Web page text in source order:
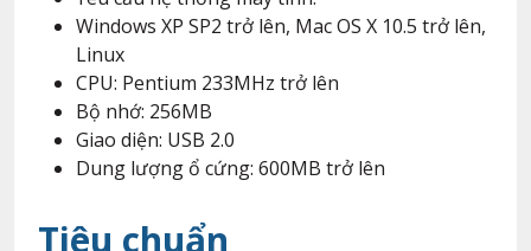
Windows XP SP2 trở lên, Mac OS X 10.5 trở lên,
Linux
CPU: Pentium 233MHz trở lên
Bộ nhớ: 256MB
Giao diện: USB 2.0
Dung lượng ổ cứng: 600MB trở lên
Tiêu chuẩn